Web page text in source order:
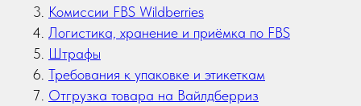
Комиссии FBS Wildberries
Логистика, хранение и приёмка по FBS
Штрафы
Требования к упаковке и этикеткам
Отгрузка товара на Вайлдберриз